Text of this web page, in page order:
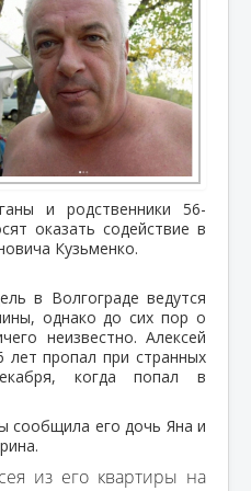
и родственники 56-
оказать содействие в
Кузьменко.
в Волгограде ведутся
однако до сих пор о
неизвестно. Алексей
лет пропал при странных
когда попал в
сообщила его дочь Яна и
из его квартиры на